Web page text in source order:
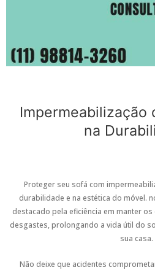
Impermeabilização
na
Proteger seu sofá com
durabilidade e na estética do móvel.
destacado pela eficiência em manter
desgastes, prolongando a vida útil do
sua casa.
Não deixe que acidentes